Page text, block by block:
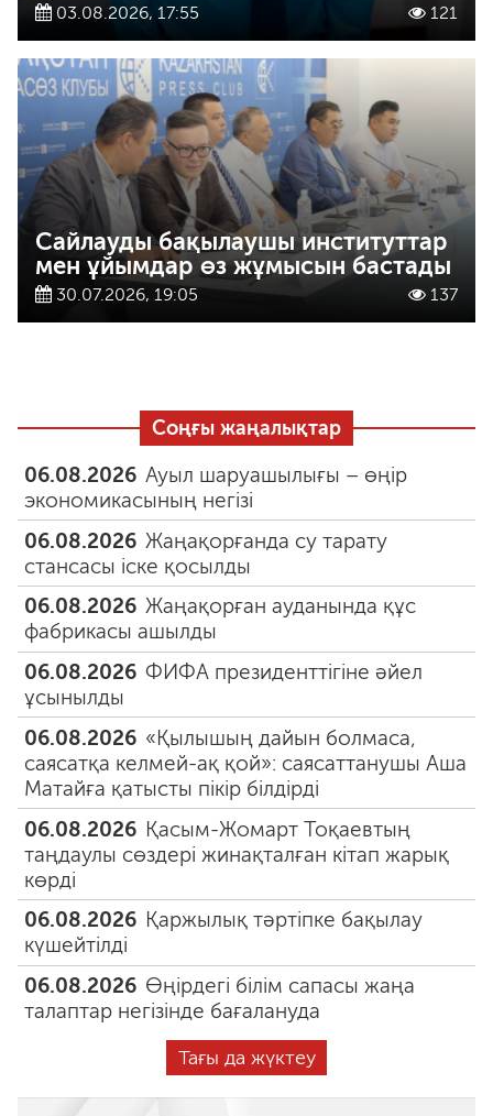
03.08.2026, 17:55 121
Сайлауды бақылаушы институттар
мен ұйымдар өз жұмысын бастады
30.07.2026, 19:05 137
Соңғы жаңалықтар
06.08.2026 Ауыл шаруашылығы – өңір
экономикасының негізі
06.08.2026 Жаңақорғанда су тарату
стансасы іске қосылды
06.08.2026 Жаңақорған ауданында құс
фабрикасы ашылды
06.08.2026 ФИФА президенттігіне әйел
ұсынылды
06.08.2026 «Қылышың дайын болмаса,
саясатқа келмей-ақ қой»: саясаттанушы Аша
Матайға қатысты пікір білдірді
06.08.2026 Қасым-Жомарт Тоқаевтың
таңдаулы сөздері жинақталған кітап жарық
көрді
06.08.2026 Қаржылық тәртіпке бақылау
күшейтілді
06.08.2026 Өңірдегі білім сапасы жаңа
талаптар негізінде бағалануда
Тағы да жүктеу